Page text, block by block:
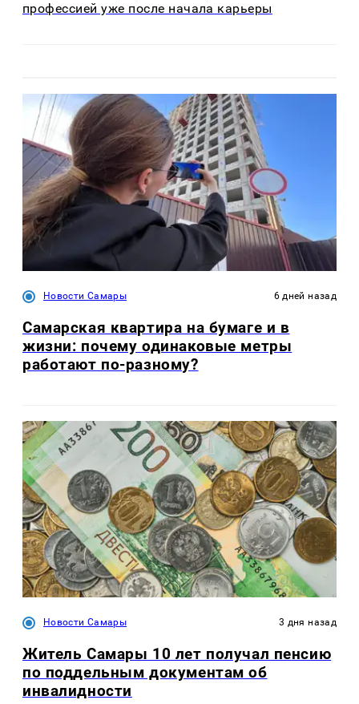
профессией уже после начала карьеры
Новости Самары 6 дней назад
Самарская квартира на бумаге и в
жизни: почему одинаковые метры
работают по-разному?
Новости Самары 3 дня назад
Житель Самары 10 лет получал пенсию
по поддельным документам об
инвалидности